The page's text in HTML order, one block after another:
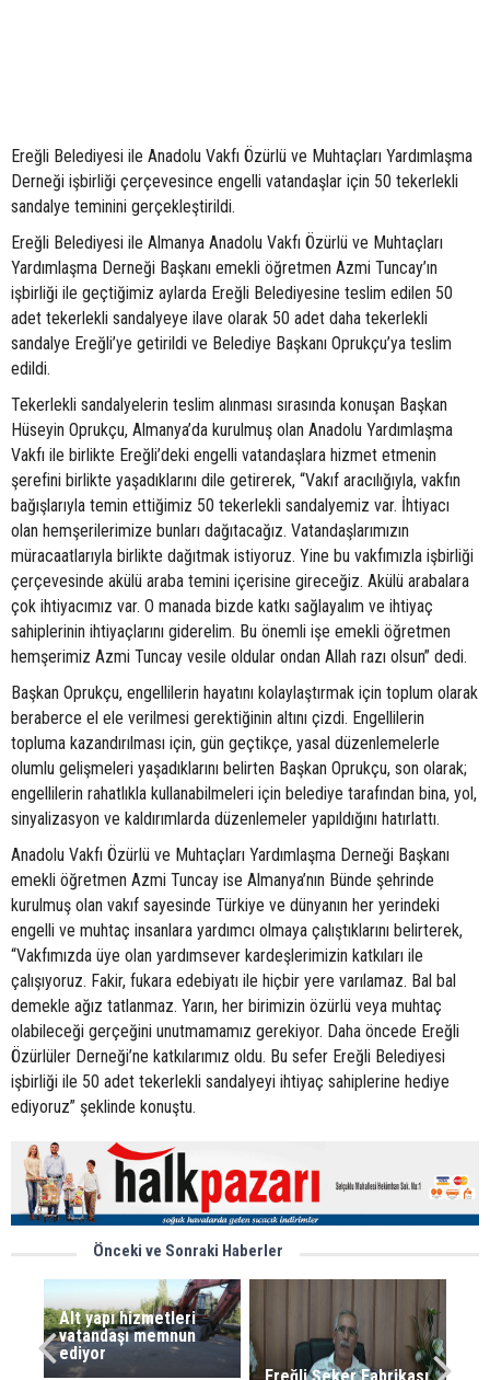
Ereğli Belediyesi ile Anadolu Vakfı Özürlü ve Muhtaçları Yardımlaşma
Derneği işbirliği çerçevesince engelli vatandaşlar için 50 tekerlekli
sandalye teminini gerçekleştirildi.
Ereğli Belediyesi ile Almanya Anadolu Vakfı Özürlü ve Muhtaçları
Yardımlaşma Derneği Başkanı emekli öğretmen Azmi Tuncay’ın
işbirliği ile geçtiğimiz aylarda Ereğli Belediyesine teslim edilen 50
adet tekerlekli sandalyeye ilave olarak 50 adet daha tekerlekli
sandalye Ereğli’ye getirildi ve Belediye Başkanı Oprukçu’ya teslim
edildi.
Tekerlekli sandalyelerin teslim alınması sırasında konuşan Başkan
Hüseyin Oprukçu, Almanya’da kurulmuş olan Anadolu Yardımlaşma
Vakfı ile birlikte Ereğli’deki engelli vatandaşlara hizmet etmenin
şerefini birlikte yaşadıklarını dile getirerek, “Vakıf aracılığıyla, vakfın
bağışlarıyla temin ettiğimiz 50 tekerlekli sandalyemiz var. İhtiyacı
olan hemşerilerimize bunları dağıtacağız. Vatandaşlarımızın
müracaatlarıyla birlikte dağıtmak istiyoruz. Yine bu vakfımızla işbirliği
çerçevesinde akülü araba temini içerisine gireceğiz. Akülü arabalara
çok ihtiyacımız var. O manada bizde katkı sağlayalım ve ihtiyaç
sahiplerinin ihtiyaçlarını giderelim. Bu önemli işe emekli öğretmen
hemşerimiz Azmi Tuncay vesile oldular ondan Allah razı olsun” dedi.
Başkan Oprukçu, engellilerin hayatını kolaylaştırmak için toplum olarak
beraberce el ele verilmesi gerektiğinin altını çizdi. Engellilerin
topluma kazandırılması için, gün geçtikçe, yasal düzenlemelerle
olumlu gelişmeleri yaşadıklarını belirten Başkan Oprukçu, son olarak;
engellilerin rahatlıkla kullanabilmeleri için belediye tarafından bina, yol,
sinyalizasyon ve kaldırımlarda düzenlemeler yapıldığını hatırlattı.
Anadolu Vakfı Özürlü ve Muhtaçları Yardımlaşma Derneği Başkanı
emekli öğretmen Azmi Tuncay ise Almanya’nın Bünde şehrinde
kurulmuş olan vakıf sayesinde Türkiye ve dünyanın her yerindeki
engelli ve muhtaç insanlara yardımcı olmaya çalıştıklarını belirterek,
“Vakfımızda üye olan yardımsever kardeşlerimizin katkıları ile
çalışıyoruz. Fakir, fukara edebiyatı ile hiçbir yere varılamaz. Bal bal
demekle ağız tatlanmaz. Yarın, her birimizin özürlü veya muhtaç
olabileceği gerçeğini unutmamamız gerekiyor. Daha öncede Ereğli
Özürlüler Derneği’ne katkılarımız oldu. Bu sefer Ereğli Belediyesi
işbirliği ile 50 adet tekerlekli sandalyeyi ihtiyaç sahiplerine hediye
ediyoruz” şeklinde konuştu.
Önceki ve Sonraki Haberler
Alt yapı hizmetleri
vatandaşı memnun
ediyor